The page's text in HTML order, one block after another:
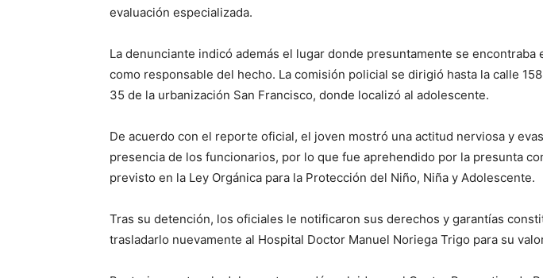
evaluación especializada.
La denunciante indicó además el lugar donde presuntamente se encontraba
como responsable del hecho. La comisión policial se dirigió hasta la calle
35 de la urbanización San Francisco, donde localizó al adolescente.
De acuerdo con el reporte oficial, el joven mostró una actitud nerviosa y
presencia de los funcionarios, por lo que fue aprehendido por la presunta
previsto en la Ley Orgánica para la Protección del Niño, Niña y Adolescente.
Tras su detención, los oficiales le notificaron sus derechos y garantías
trasladarlo nuevamente al Hospital Doctor Manuel Noriega Trigo para su